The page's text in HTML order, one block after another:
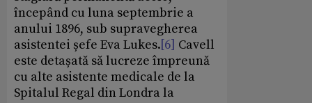
începând cu luna septembrie a
anului 1896, sub supravegherea
asistentei șefe Eva Lukes.[6] Cavell
este detașată să lucreze împreună
cu alte asistente medicale de la
Spitalul Regal din Londra la